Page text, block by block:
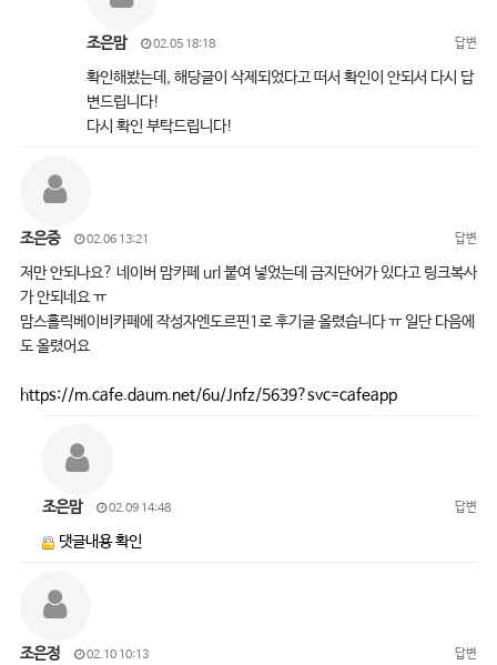
조은맘 02.05 18:18 답변
확인해봤는데, 해당글이 삭제되었다고 떠서 확인이 안되서 다시 답
변드립니다!
다시 확인 부탁드립니다!
조은중 02.06 13:21 답변
저만 안되나요? 네이버 맘카페 url 붙여 넣었는데 금지단어가 있다고 링크복사
가 안되네요 ㅠ
맘스홀릭베이비카페에 작성자엔도르핀1로 후기글 올렸습니다 ㅠ 일단 다음에
도 올렸어요
https://m.cafe.daum.net/6u/Jnfz/5639?svc=cafeapp
조은맘 02.09 14:48 답변
댓글내용 확인
조은정 02.10 10:13 답변